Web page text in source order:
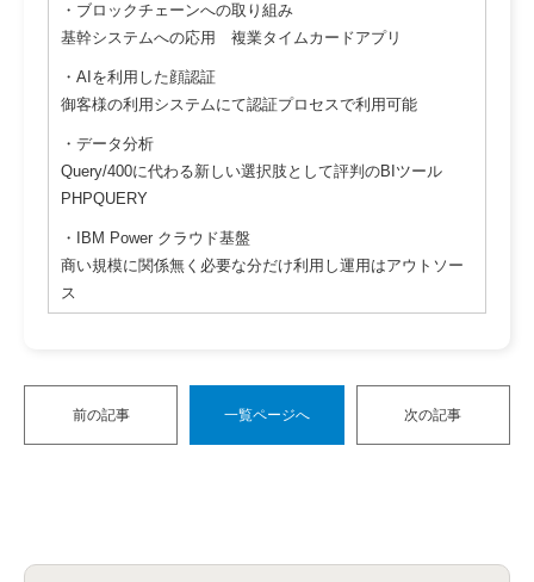
・ブロックチェーンへの取り組み
基幹システムへの応用 複業タイムカードアプリ
・AIを利用した顔認証
御客様の利用システムにて認証プロセスで利用可能
・データ分析
Query/400に代わる新しい選択肢として評判のBIツール
PHPQUERY
・IBM Power クラウド基盤
商い規模に関係無く必要な分だけ利用し運用はアウトソー
ス
前の記事 一覧ページへ 次の記事